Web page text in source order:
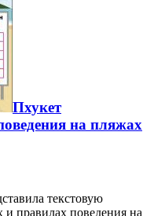
Пхукет
на пляжах
текстовую
и правилах поведения на